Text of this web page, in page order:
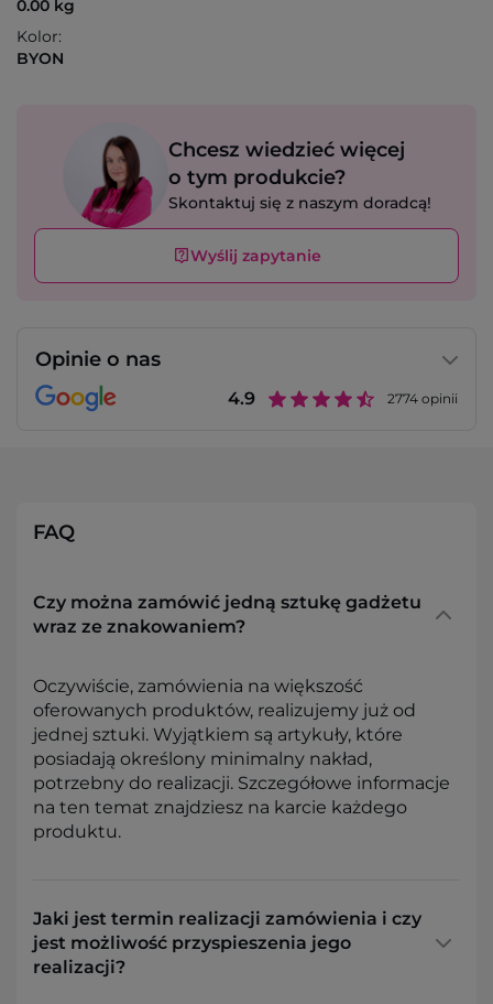
0.00 kg
Kolor:
BYON
Chcesz wiedzieć więcej
o tym produkcie?
Skontaktuj się z naszym doradcą!
Wyślij zapytanie
Opinie o nas
4.9 2774 opinii
FAQ
Czy można zamówić jedną sztukę gadżetu
wraz ze znakowaniem?
Oczywiście, zamówienia na większość
oferowanych produktów, realizujemy już od
jednej sztuki. Wyjątkiem są artykuły, które
posiadają określony minimalny nakład,
potrzebny do realizacji. Szczegółowe informacje
na ten temat znajdziesz na karcie każdego
produktu.
Jaki jest termin realizacji zamówienia i czy
jest możliwość przyspieszenia jego
realizacji?